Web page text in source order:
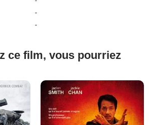
-
-
ce film, vous pourriez